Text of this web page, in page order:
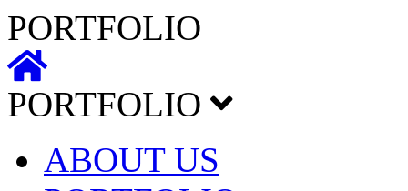
PORTFOLIO
PORTFOLIO
ABOUT US